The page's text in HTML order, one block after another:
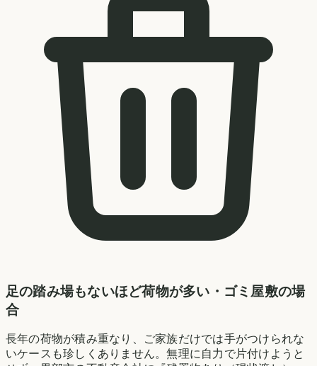
足の踏み場もないほど荷物が多い・ゴミ屋敷の場
合
長年の荷物が積み重なり、ご家族だけでは手がつけられな
いケースも珍しくありません。無理に自力で片付けようと